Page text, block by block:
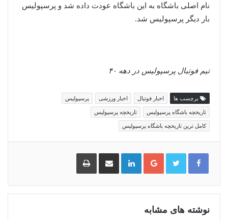
نام اصلی باشگاه به این باشگاه عودت داده شد و پرسپولیس
بار دیگر پرسپولیس شد.
تیم فوتبال پرسپولیس در دهه ۴۰
برچسب ها اخبار فوتبال اخبار ورزشی پرسپولیس
تاریخچه باشگاه پرسپولیس تاریخچه پرسپولیس
کامل ترین تاریخچه باشگاه پرسپولیس
گوگل
پلاس
لینکدین اشتراک
گذاری
ایمیل
چاپ
نوشته های مشابه